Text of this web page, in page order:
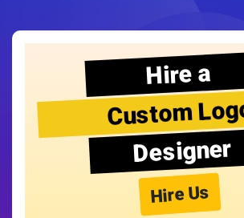
Hire a
Custom
Designer
Hire Us